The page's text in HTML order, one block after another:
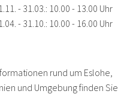
- 31.03.: 10.00 - 13.00 Uhr
- 31.10.: 10.00 - 16.00 Uhr
rund um Eslohe,
und Umgebung finden Sie